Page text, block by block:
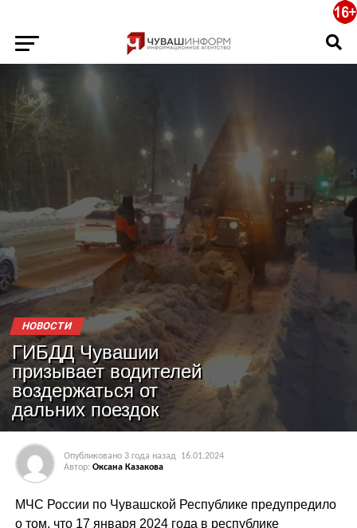
НОВОСТИ
ГИБДД Чувашии
призывает водителей
воздержаться от
дальних поездок
Опубликовано 3 года назад
16.01.2024
Автор: Оксана Казакова
МЧС России по Чувашской Республике предупредило
о том, что 17 января 2024 года в республике